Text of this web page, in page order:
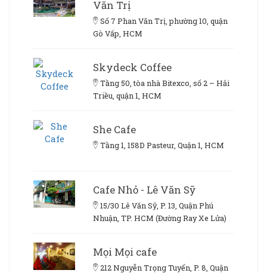
Văn Trị
Số 7 Phan Văn Trị, phường 10, quận
Gò Vấp, HCM
Skydeck Coffee
Tầng 50, tòa nhà Bitexco, số 2 – Hải
Triều, quận 1, HCM
She Cafe
Tầng 1, 158D Pasteur, Quận 1, HCM
Cafe Nhỏ - Lê Văn Sỹ
15/30 Lê Văn Sỹ, P. 13, Quận Phú
Nhuận, TP. HCM (Đường Ray Xe Lửa)
Mọi Mọi cafe
212 Nguyễn Trọng Tuyển, P. 8, Quận